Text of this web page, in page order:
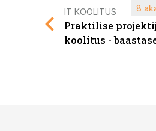
IT KOOLITUS
Praktilise
koolitus -
8